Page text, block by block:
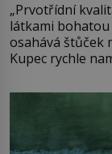
„Prvotřídní
látkami bohatou
osahává štůček
Kupec rychle
milostpaní.
množství
Vezme do ruky